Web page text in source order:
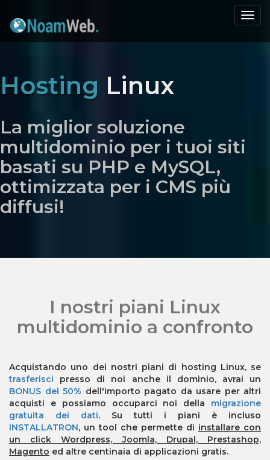
Hosting Linux
La miglior soluzione
multidominio per i tuoi siti
basati su PHP e MySQL,
ottimizzata per i CMS più
diffusi!
I nostri piani Linux
multidominio a confronto
Acquistando uno dei nostri piani di hosting Linux, se
trasferisci presso di noi anche il dominio, avrai un
BONUS del 50% dell'importo pagato da usare per altri
acquisti e possiamo occuparci noi della migrazione
gratuita dei dati. Su tutti i piani è incluso
INSTALLATRON, un tool che permette di installare con
un click Wordpress, Joomla, Drupal, Prestashop,
Magento ed altre centinaia di applicazioni gratis.